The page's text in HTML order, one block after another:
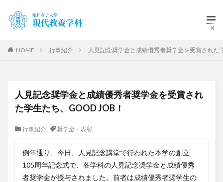
HOME 行事紹介 人見記念奨学金と成績優秀者奨学金を受賞された
人見記念奨学金と成績優秀者奨学金を受賞され
た学生たち、GOOD JOB！
行事紹介 奨学金・表彰
例年通り、今日、人見記念講堂で行われた本学の創立
105周年記念式で、各学科の人見記念奨学金と成績優秀
者奨学金が授与されました。前者は成績優秀者奨学生の